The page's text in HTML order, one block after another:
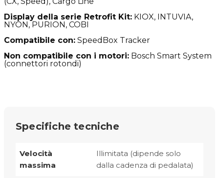
Display della serie Retrofit Kit: KIOX, INTUVIA,
NYON, PURION, COBI
Compatibile con: SpeedBox Tracker
Non compatibile con i motori: Bosch Smart System
(connettori rotondi)
Specifiche tecniche
Velocità
massima
Illimitata (dipende solo
dalla cadenza di pedalata)